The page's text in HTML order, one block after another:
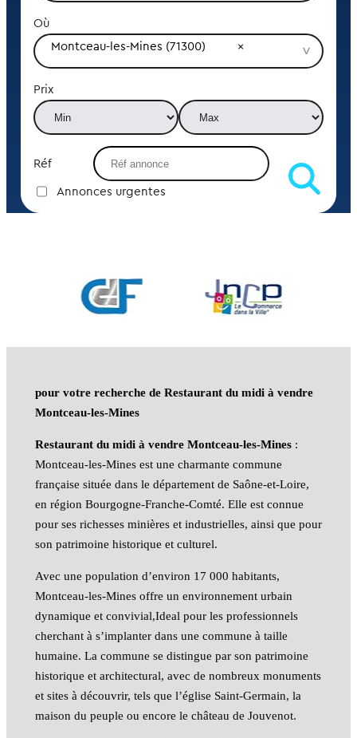
Où
Montceau-les-Mines (71300)
Prix
Réf
Annonces urgentes
pour votre recherche de Restaurant du midi à vendre
Montceau-les-Mines
Restaurant du midi à vendre Montceau-les-Mines:
Montceau-les-Mines est une charmante commune
française située dans le département de Saône-et-Loire,
en région Bourgogne-Franche-Comté. Elle est connue
pour ses richesses minières et industrielles, ainsi que pour
son patrimoine historique et culturel.
Avec une population d’environ 17 000 habitants,
Montceau-les-Mines offre un environnement urbain
dynamique et convivial,Ideal pour les professionnels
cherchant à s’implanter dans une commune à taille
humaine. La commune se distingue par son patrimoine
historique et architectural, avec de nombreux monuments
et sites à découvrir, tels que l’église Saint-Germain, la
maison du peuple ou encore le château de Jouvenot.